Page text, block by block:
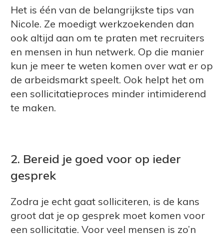
Het is één van de belangrijkste tips van
Nicole. Ze moedigt werkzoekenden dan
ook altijd aan om te praten met recruiters
en mensen in hun netwerk. Op die manier
kun je meer te weten komen over wat er op
de arbeidsmarkt speelt. Ook helpt het om
een sollicitatieproces minder intimiderend
te maken.
2. Bereid je goed voor op ieder
gesprek
Zodra je echt gaat solliciteren, is de kans
groot dat je op gesprek moet komen voor
een sollicitatie. Voor veel mensen is zo’n